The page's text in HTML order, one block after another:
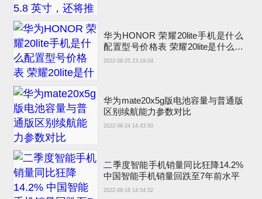
华为HONOR 荣耀20lite手机是什么
配置型号价格表 荣耀20lite是什么意
思
2022-08-25 23:19:04
华为mate20x5g版电池容量与普通版
区别续航能力参数对比
2022-08-24 14:43:50
二季度智能手机销量同比狂降14.2%
中国智能手机销量回跌至7年前水平
2022-08-18 14:54:52